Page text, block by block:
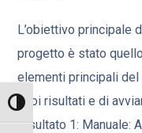
ATTIVA/DISATTIVA
L’obiettivo principale
progetto è stato
elementi principali del
suoi risultati e di
Risultato 1: Manuale: